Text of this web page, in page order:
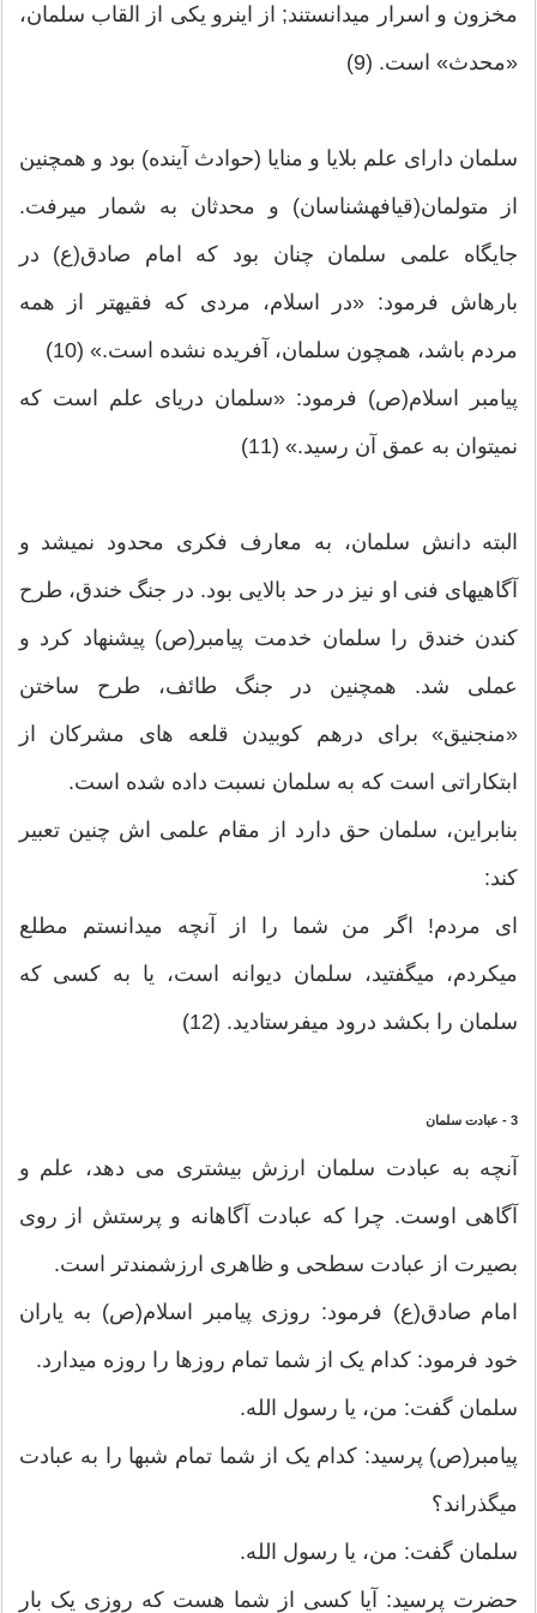
مخزون و اسرار می‏دانستند; از اینرو یکی از القاب سلمان،
«محدث‏» است. (9)
سلمان دارای علم بلایا و منایا (حوادث آینده) بود و همچنین
از متولمان(قیافه‏شناسان) و محدثان به شمار می‏رفت.
جایگاه علمی سلمان چنان بود که امام صادق(ع) در
باره‏اش فرمود: «در اسلام، مردی که فقیه‏تر از همه
مردم باشد، همچون سلمان، آفریده نشده است.» (10)
پیامبر اسلام(ص) فرمود: «سلمان دریای علم است که
نمی‏توان به عمق آن رسید.» (11)
البته دانش سلمان، به معارف فکری محدود نمی‏شد و
آگاهیهای فنی او نیز در حد بالایی بود. در جنگ خندق، طرح
کندن خندق را سلمان خدمت پیامبر(ص) پیشنهاد کرد و
عملی شد. همچنین در جنگ طائف، طرح ساختن
«منجنیق‏» برای درهم کوبیدن قلعه ‏های مشرکان از
ابتکاراتی است که به سلمان نسبت داده شده است.
بنابراین، سلمان حق دارد از مقام علمی‏ اش چنین تعبیر
کند:
ای مردم! اگر من شما را از آنچه می‏دانستم مطلع
می‏کردم، می‏گفتید، سلمان دیوانه است، یا به کسی که
سلمان را بکشد درود می‏فرستادید. (12)
3 - عبادت سلمان
آنچه به عبادت سلمان ارزش بیشتری می ‏دهد، علم و
آگاهی اوست. چرا که عبادت آگاهانه و پرستش از روی
بصیرت از عبادت سطحی و ظاهری ارزشمندتر است.
امام صادق(ع) فرمود: روزی پیامبر اسلام(ص) به یاران
خود فرمود: کدام یک از شما تمام روزها را روزه می‏دارد.
سلمان گفت: من، یا رسول الله.
پیامبر(ص) پرسید: کدام یک از شما تمام شبها را به عبادت
می‏گذراند؟
سلمان گفت: من، یا رسول الله.
حضرت پرسید: آیا کسی از شما هست که روزی یک بار